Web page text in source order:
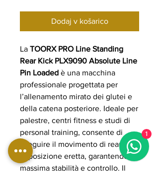
Dodaj v košarico
La TOORX PRO Line Standing
Rear Kick PLX9090 Absolute Line
Pin Loaded è una macchina
professionale progettata per
l’allenamento mirato dei glutei e
della catena posteriore. Ideale per
palestre, centri fitness e studi di
personal training, consente di
eseguire il movimento di rear kick
in posizione eretta, garantendo
massima stabilità e controllo. Il
1